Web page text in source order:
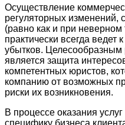
Осуществление
регуляторных изменений,
(равно как и при
практически всегда
убытков. Целесообразным
является защита
компетентных юристов,
компанию от возможных
риски их возникновения.
В процессе оказания
специфику бизнеса